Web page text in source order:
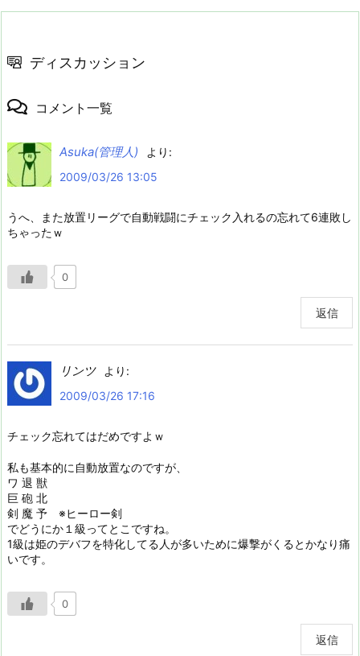
ディスカッション
コメント一覧
Asuka(管理人)
より:
2009/03/26 13:05
うへ、また放置リーグで自動戦闘にチェック入れるの忘れて6連敗し
ちゃったｗ
0
返信
リンツ
より:
2009/03/26 17:16
チェック忘れてはだめですよｗ
私も基本的に自動放置なのですが、
ワ 退 獣
巨 砲 北
剣 魔 予 ※ヒーロー剣
でどうにか１級ってとこですね。
1級は姫のデバフを特化してる人が多いために爆撃がくるとかなり痛
いです。
0
返信